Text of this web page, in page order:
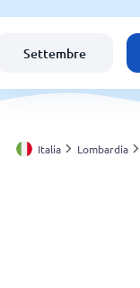
Svizzera
Le mie località
Settembre
Italia Lombardia